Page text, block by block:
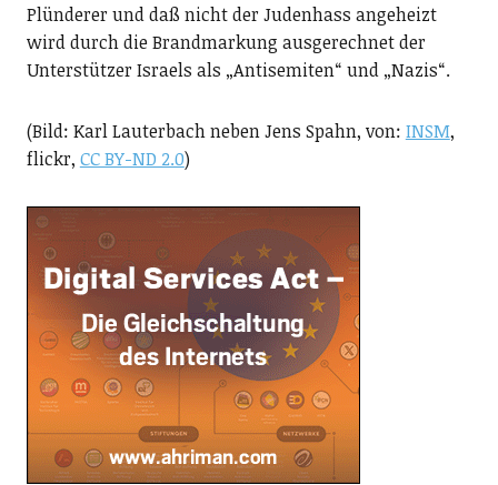
Plünderer und daß nicht der Judenhass angeheizt
wird durch die Brandmarkung ausgerechnet der
Unterstützer Israels als „Antisemiten“ und „Nazis“.
(Bild: Karl Lauterbach neben Jens Spahn, von: INSM,
flickr, CC BY-ND 2.0)